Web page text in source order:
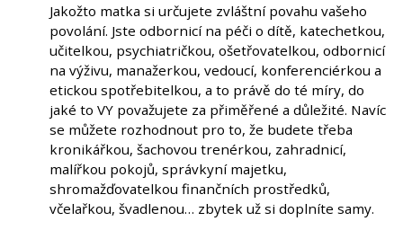
Jakožto matka si určujete zvláštní povahu vašeho
povolání. Jste odbornicí na péči o dítě, katechetkou,
učitelkou, psychiatričkou, ošetřovatelkou, odbornicí
na výživu, manažerkou, vedoucí, konferenciérkou a
etickou spotřebitelkou, a to právě do té míry, do
jaké to VY považujete za přiměřené a důležité. Navíc
se můžete rozhodnout pro to, že budete třeba
kronikářkou, šachovou trenérkou, zahradnicí,
malířkou pokojů, správkyní majetku,
shromažďovatelkou finančních prostředků,
včelařkou, švadlenou… zbytek už si doplníte samy.